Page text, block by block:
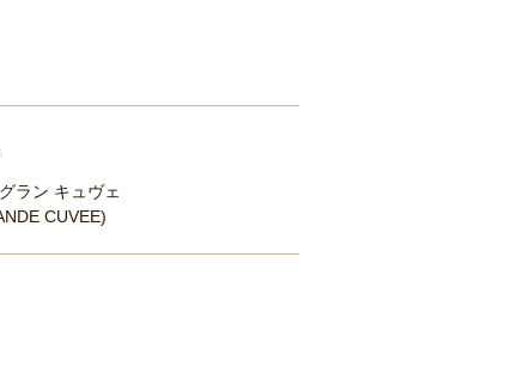
ラン キュヴェ
CUVEE)